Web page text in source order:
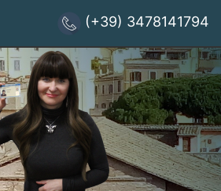
(+39) 3478141794